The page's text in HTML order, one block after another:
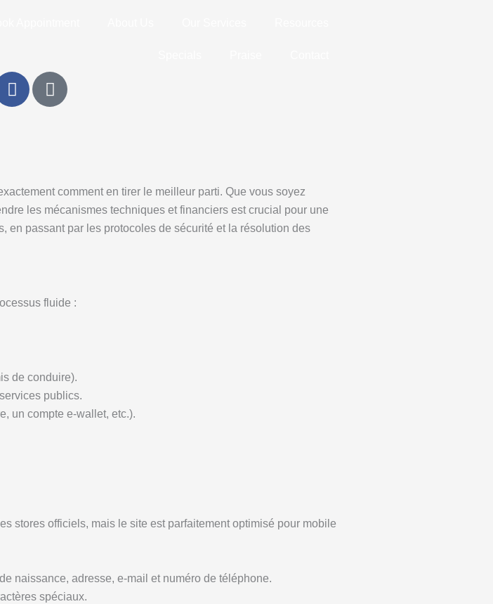
F
a
o
k
G
o
comment en tirer le meilleur parti. Que vous soyez
les mécanismes techniques et financiers est crucial pour une
en passant par les protocoles de sécurité et la résolution des
fluide :
de conduire).
publics.
un compte e-wallet, etc.).
stores officiels, mais le site est parfaitement optimisé pour mobile
naissance, adresse, e-mail et numéro de téléphone.
spéciaux.